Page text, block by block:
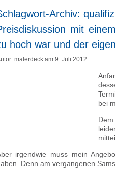
Archiv:
mit
hoch war und der
malerdeck am 9. Juli 2012
bei
irgendwie muss mein
Denn am vergangenen